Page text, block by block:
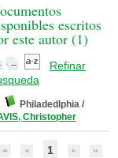
escritos
este autor (1)
Refinar
Philadedlphia /
Christopher
1